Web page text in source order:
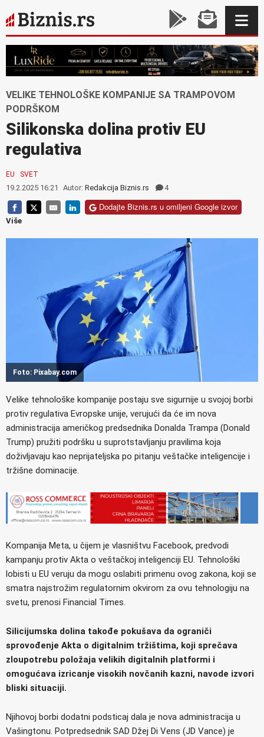
VELIKE TEHNOLOŠKE KOMPANIJE SA TRAMPOVOM
PODRŠKOM
Silikonska dolina protiv EU
regulativa
EU SVET
19.2.2025 16:21 Autor: Redakcija Biznis.rs 4
Dodajte Biznis.rs u omiljeni Google izvor
Više
Foto: Pixabay.com
Velike tehnološke kompanije postaju sve sigurnije u svojoj borbi
protiv regulativa Evropske unije, verujući da će im nova
administracija američkog predsednika Donalda Trampa (Donald
Trump) pružiti podršku u suprotstavljanju pravilima koja
doživljavaju kao neprijateljska po pitanju veštačke inteligencije i
tržišne dominacije.
Kompanija Meta, u čijem je vlasništvu Facebook, predvodi
kampanju protiv Akta o veštačkoj inteligenciji EU. Tehnološki
lobisti u EU veruju da mogu oslabiti primenu ovog zakona, koji se
smatra najstrožim regulatornim okvirom za ovu tehnologiju na
svetu, prenosi Financial Times.
Silicijumska dolina takođe pokušava da ograniči
sprovođenje Akta o digitalnim tržištima, koji sprečava
zloupotrebu položaja velikih digitalnih platformi i
omogućava izricanje visokih novčanih kazni, navode izvori
bliski situaciji.
Njihovoj borbi dodatni podsticaj dala je nova administracija u
Vašingtonu. Potpredsednik SAD Džej Di Vens (JD Vance) je